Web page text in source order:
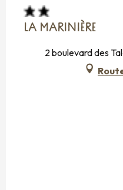
LA MARINIÈRE
2 boulevard des